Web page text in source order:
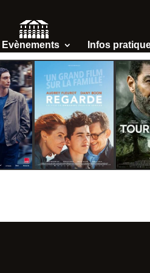
Evènements Infos